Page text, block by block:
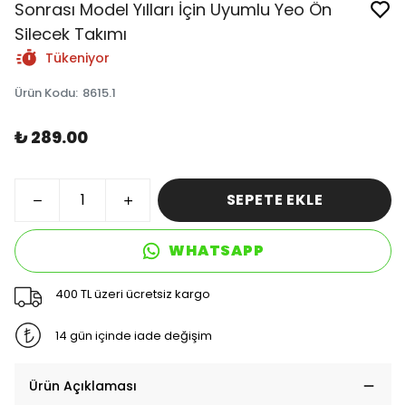
Sonrası Model Yılları İçin Uyumlu Yeo Ön
Silecek Takımı
Tükeniyor
Ürün Kodu: 8615.1
₺ 289.00
SEPETE EKLE
WHATSAPP
400 TL üzeri ücretsiz kargo
14 gün içinde iade değişim
Ürün Açıklaması